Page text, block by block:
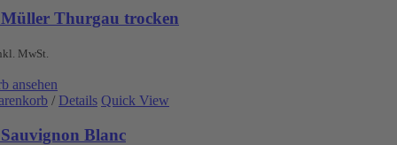
Thurgau trocken
MwSt.
ansehen
/ Details Quick View
Blanc